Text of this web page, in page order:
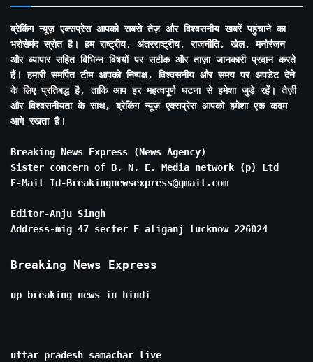
ब्रेकिंग न्यूज़ एक्सप्रेस आपको सबसे तेज़ और विश्वसनीय खबरें पहुंचाने का
भरोसेमंद स्रोत है। हम राष्ट्रीय, अंतरराष्ट्रीय, राजनीति, खेल, मनोरंजन
और व्यापार सहित विभिन्न विषयों पर सटीक और ताज़ा जानकारी प्रदान करते
हैं। हमारी समर्पित टीम आपको निष्पक्ष, विश्वसनीय और समय पर अपडेट देने
के लिए प्रतिबद्ध है, ताकि आप हर महत्वपूर्ण घटना से हमेशा जुड़े रहें। तेज़ी
और विश्वसनीयता के साथ, ब्रेकिंग न्यूज़ एक्सप्रेस आपको हमेशा एक कदम
आगे रखता है।
Breaking News Express (News Agency)
Sister concern of B. N. E. Media network (p) Ltd
E-Mail Id-Breakingnewsexpress@gmail.com
Editor-Anju Singh
Address-mig 47 secter E aliganj lucknow 226024
Breaking News Express
up breaking news in hindi
uttar pradesh samachar live